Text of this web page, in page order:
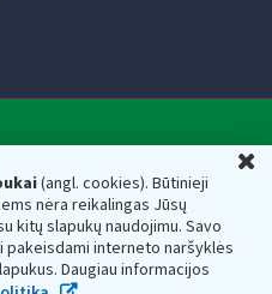
(angl. cookies). Būtinieji
nėra reikalingas Jūsų
kitų slapukų naudojimu. Savo
interneto naršyklės
Daugiau informacijos
kodas — 188659752,
Vilnius, Lietuva, el.paštas:
188659752
inspekciją prie Lietuvos